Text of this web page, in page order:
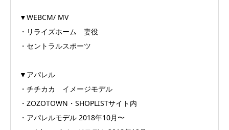
▼WEBCM/ MV
・リライズホーム 妻役
・セントラルスポーツ
▼アパレル
・チチカカ イメージモデル
・ZOZOTOWN・SHOPLISTサイト内
・アパレルモデル 2018年10月〜